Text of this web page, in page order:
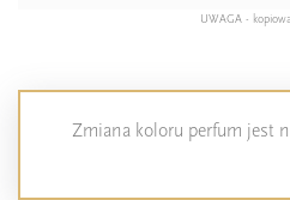
UWAGA -
Zmiana koloru perfum jest